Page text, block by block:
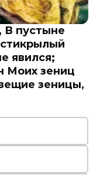
пустыне
явился;
Моих зениц
зеницы,